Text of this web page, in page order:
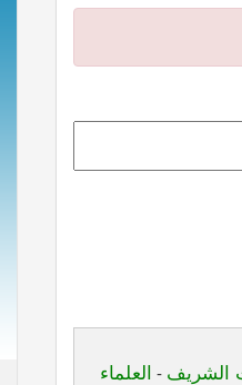
الشريف - العلماء